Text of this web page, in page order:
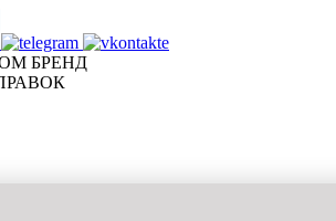
БРЕНД